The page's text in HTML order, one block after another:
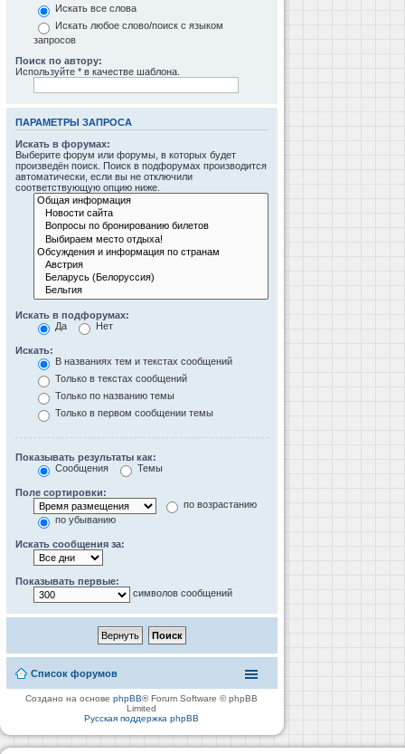
Искать все слова
Искать любое слово/поиск с языком
запросов
Поиск по автору:
Используйте * в качестве шаблона.
ПАРАМЕТРЫ ЗАПРОСА
Искать в форумах:
Выберите форум или форумы, в которых будет
произведён поиск. Поиск в подфорумах производится
автоматически, если вы не отключили
соответствующую опцию ниже.
Искать в подфорумах:
Да
Нет
Искать:
В названиях тем и текстах сообщений
Только в текстах сообщений
Только по названию темы
Только в первом сообщении темы
Показывать результаты как:
Сообщения
Темы
Поле сортировки:
по возрастанию
по убыванию
Искать сообщения за:
Показывать первые:
символов сообщений
Список форумов
Создано на основеphpBB® Forum Software © phpBB
Limited
Русская поддержка phpBB